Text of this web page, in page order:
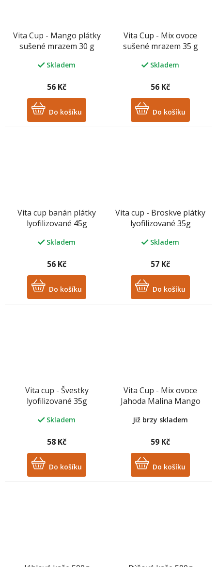
Vita Cup - Mango plátky
sušené mrazem 30 g
Skladem
56 Kč
Do košíku
Vita Cup - Mix ovoce
sušené mrazem 35 g
Skladem
56 Kč
Do košíku
Vita cup banán plátky
lyofilizované 45g
Skladem
56 Kč
Do košíku
Vita cup - Broskve plátky
lyofilizované 35g
Skladem
57 Kč
Do košíku
Vita cup - Švestky
lyofilizované 35g
Skladem
58 Kč
Do košíku
Vita Cup - Mix ovoce
Jahoda Malina Mango
Již brzy skladem
59 Kč
Do košíku